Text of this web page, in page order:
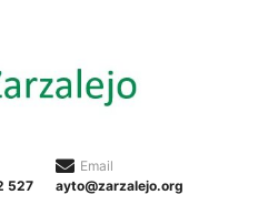
527
Email
ayto@zarzalejo.org